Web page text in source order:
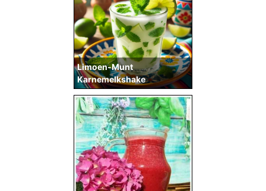
Limoen-Munt
Karnemelkshake